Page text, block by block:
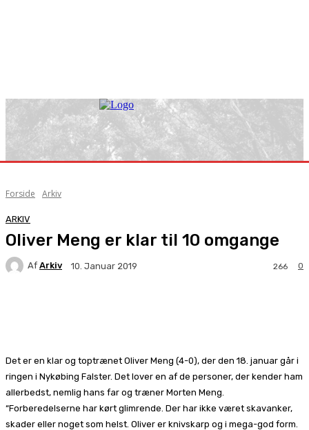
Forside Arkiv
ARKIV
Oliver Meng er klar til 10 omgange
Af Arkiv 10. Januar 2019 0
266
Det er en klar og toptrænet Oliver Meng (4-0), der den 18. januar går i
ringen i Nykøbing Falster. Det lover en af de personer, der kender ham
allerbedst, nemlig hans far og træner Morten Meng.
“Forberedelserne har kørt glimrende. Der har ikke været skavanker,
skader eller noget som helst. Oliver er knivskarp og i mega-god form.